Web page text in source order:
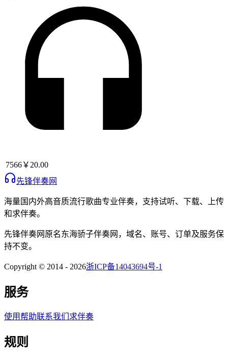
7566￥20.00
先锋伴奏网
海量国内外高音质流行歌曲专业伴奏，支持试听、下载、上传
和求伴奏。
先锋伴奏网 原名东海骄子伴奏网 ，域名、账号、订单及服务保
持不变。
Copyright © 2014 - 2026浙ICP备14043694号-1
服务
使用帮助联系我们 求伴奏
规则